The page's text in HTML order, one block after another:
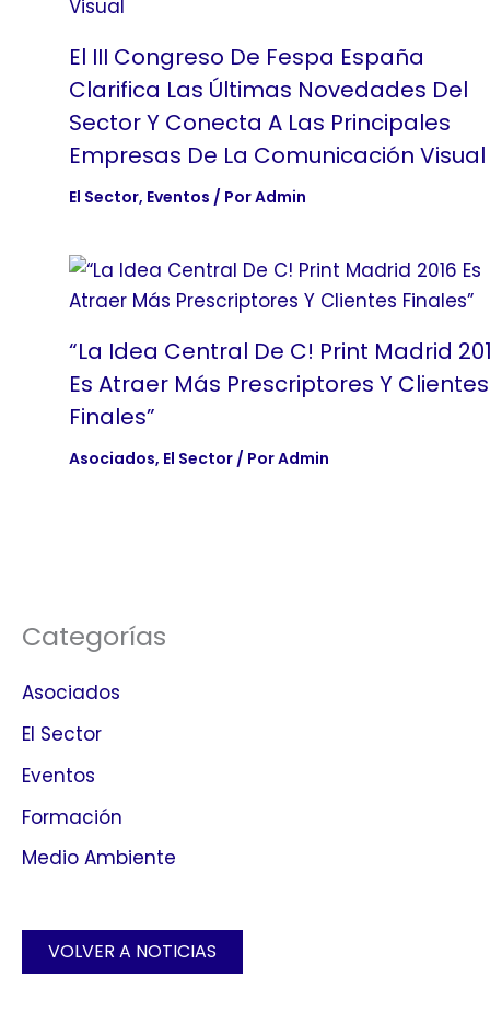
El III Congreso De Fespa España
Clarifica Las Últimas Novedades Del
Sector Y Conecta A Las Principales
Empresas De La Comunicación Visual
El Sector, Eventos / PorAdmin
“La Idea Central De C! Print Madrid
Es Atraer Más Prescriptores Y Clientes
Finales”
Asociados, El Sector/ PorAdmin
Categorías
Asociados
El Sector
Eventos
Formación
Medio Ambiente
VOLVER A NOTICIAS